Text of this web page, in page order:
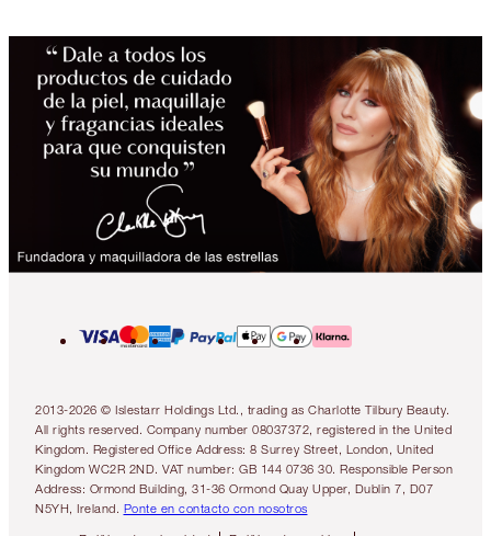
2013-2026 © Islestarr Holdings Ltd., trading as Charlotte Tilbury Beauty.
All rights reserved. Company number 08037372, registered in the United
Kingdom. Registered Office Address: 8 Surrey Street, London, United
Kingdom WC2R 2ND. VAT number: GB 144 0736 30. Responsible Person
Address: Ormond Building, 31-36 Ormond Quay Upper, Dublin 7, D07
N5YH, Ireland. Ponte en contacto con nosotros